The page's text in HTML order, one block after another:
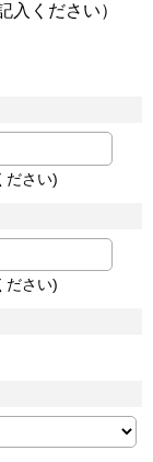
入ください）
ださい)
ださい)